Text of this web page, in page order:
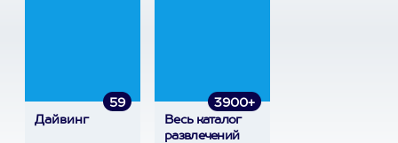
59
Дайвинг
3900+
Весь каталог
развлечений